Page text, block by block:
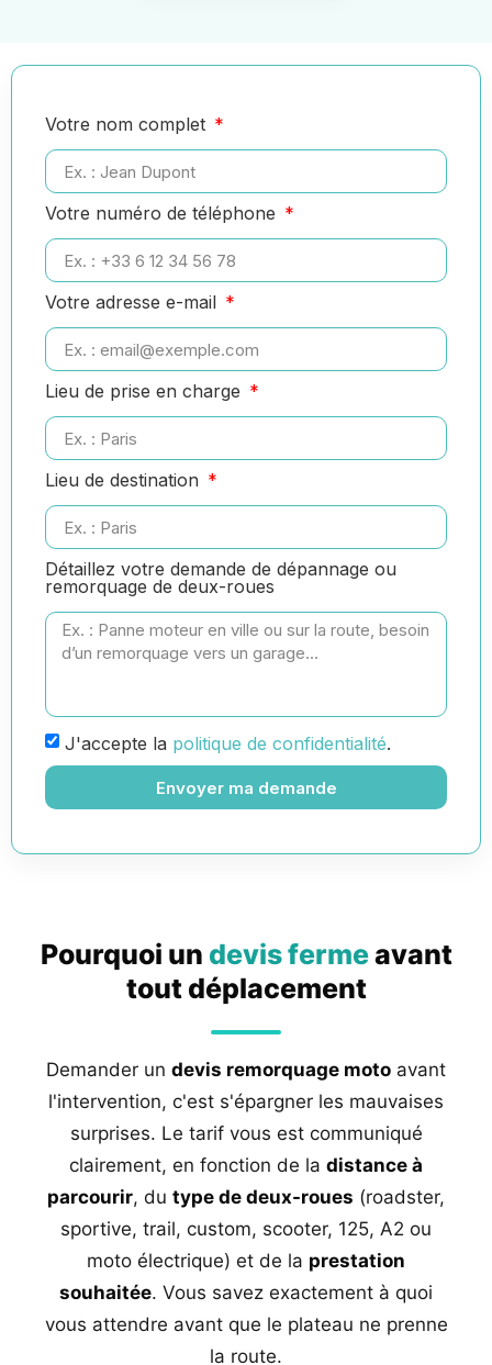
Votre nom complet
Votre numéro de téléphone
Votre adresse e-mail
Lieu de prise en charge
Lieu de destination
Détaillez votre demande de dépannage ou
remorquage de deux-roues
J'accepte la politique de confidentialité.
Envoyer ma demande
Pourquoi un devis fermeavant
tout déplacement
Demander un devis remorquage moto avant
l'intervention, c'est s'épargner les mauvaises
surprises. Le tarif vous est communiqué
clairement, en fonction de la distance à
parcourir, du type de deux-roues (roadster,
sportive, trail, custom, scooter, 125, A2 ou
moto électrique) et de la prestation
souhaitée. Vous savez exactement à quoi
vous attendre avant que le plateau ne prenne
la route.